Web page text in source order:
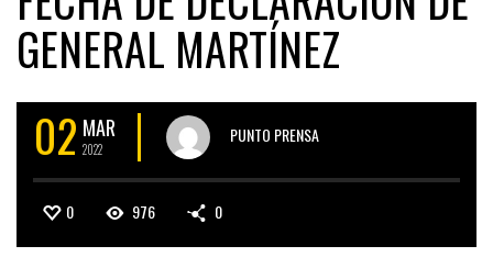
GENERAL MARTÍNEZ
02 MAR
2022
PUNTO PRENSA
0 976 0